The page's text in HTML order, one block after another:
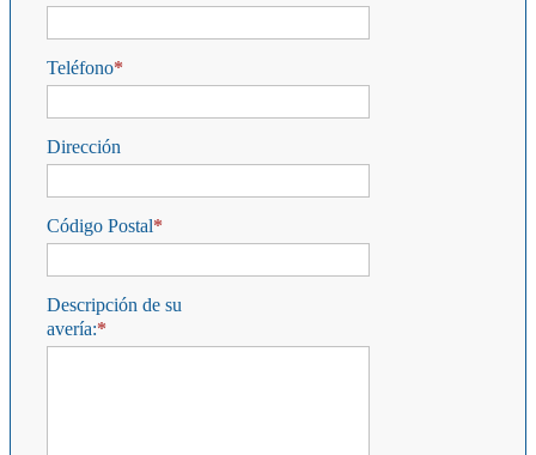
Teléfono
Dirección
Código Postal
Descripción de su
avería: